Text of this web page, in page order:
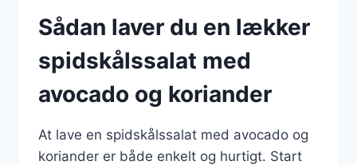
Sådan laver du en lækker
spidskålssalat med
avocado og koriander
At lave en spidskålssalat med avocado og
koriander er både enkelt og hurtigt. Start